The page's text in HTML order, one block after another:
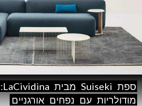
ספת Suiseki מבית LaCividina:
מודולריות עם נפחים אורגניים